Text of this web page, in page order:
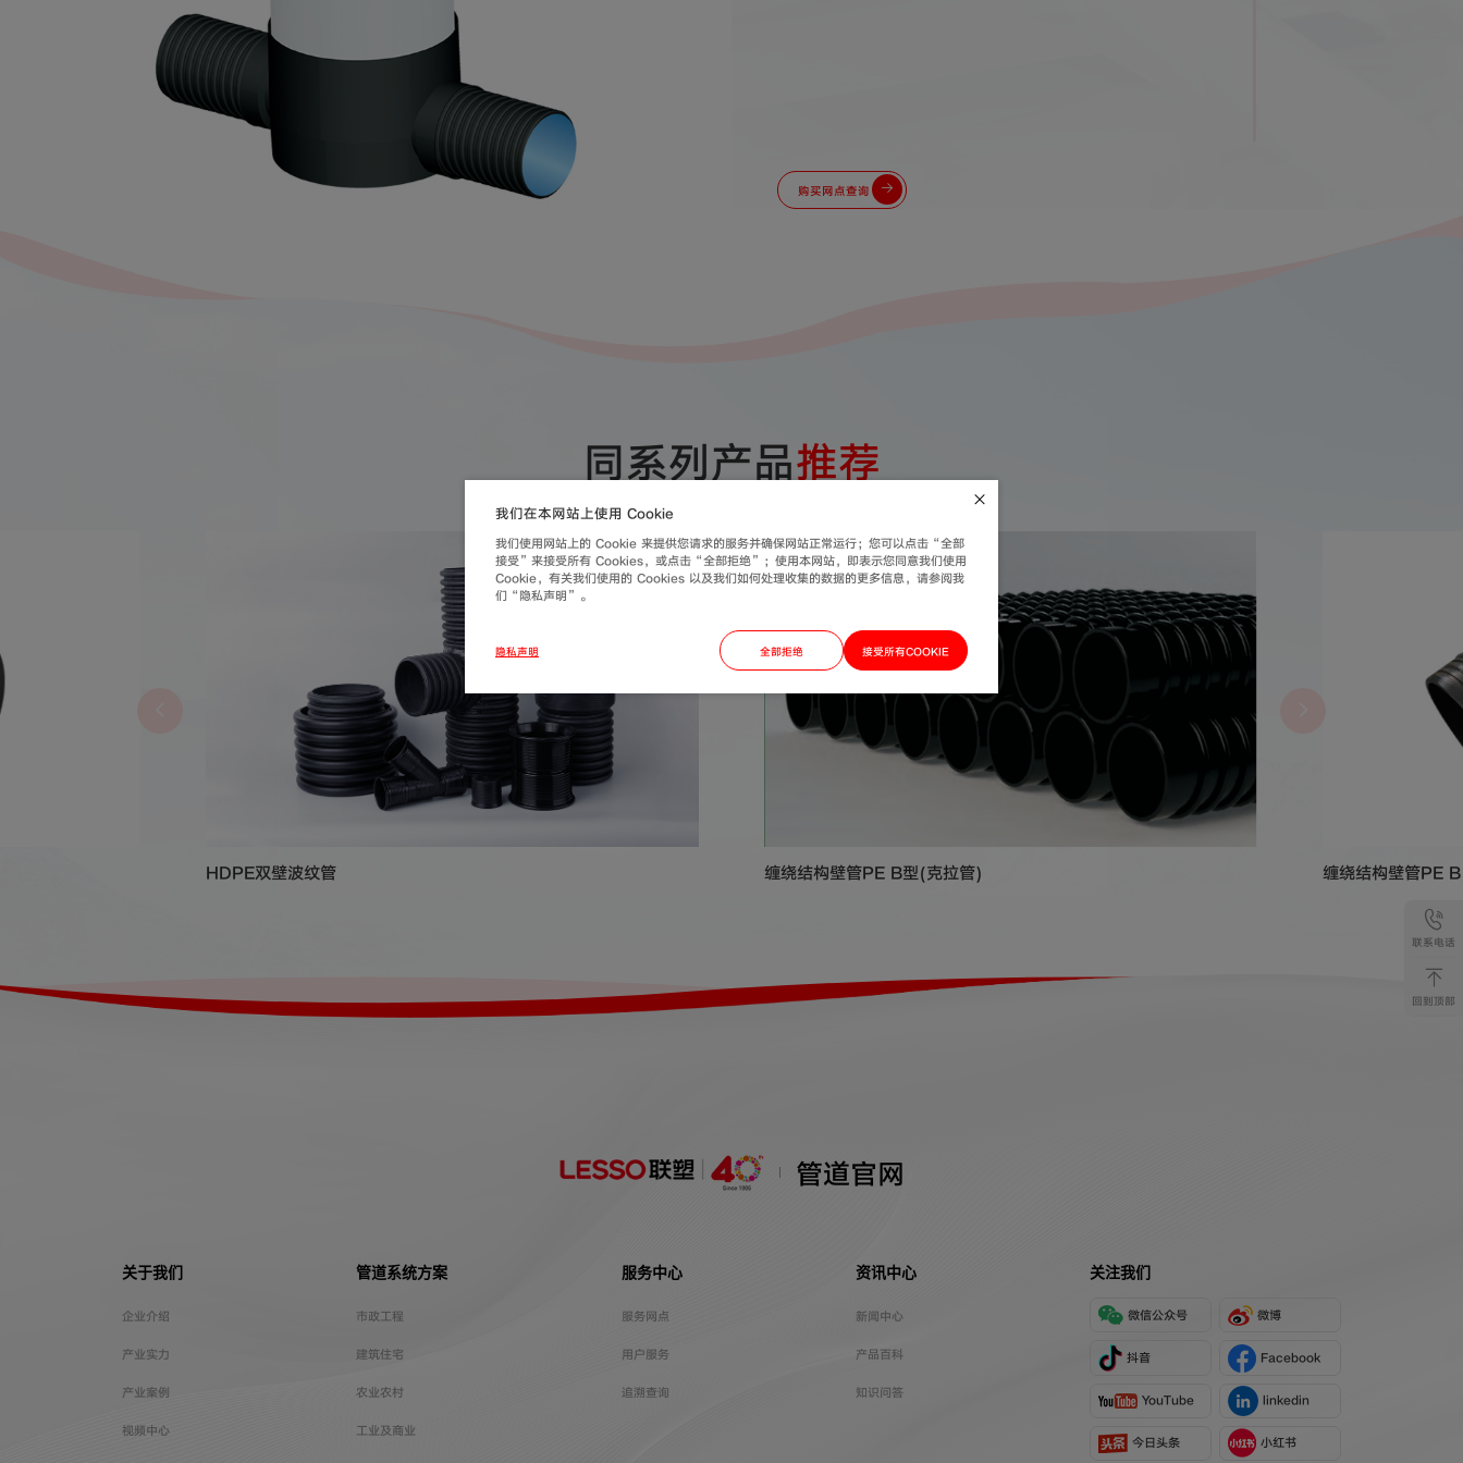
购买网点查询
同系列产品推荐
HDPE双壁波纹管 缠绕结构壁管PE B型(克拉管) 缠绕结构壁管PE
管道官网
关于我们
企业介绍
产业实力
产业案例
视频中心
管道系统方案
市政工程
建筑住宅
农业农村
工业及商业
服务中心
服务网点
用户服务
追溯查询
资讯中心
新闻中心
产品百科
知识问答
关注我们
微信公众号 微博
抖音 Facebook
YouTube linkedin
今日头条 小红书
联系电话
回到顶部
我们在本网站上使用 Cookie
我们使用网站上的 Cookie 来提供您请求的服务并确保网站正常运行；您可以点击“全部
接受”来接受所有 Cookies，或点击“全部拒绝”；使用本网站，即表示您同意我们使用
Cookie，有关我们使用的 Cookies 以及我们如何处理收集的数据的更多信息，请参阅我
们“隐私声明”。
隐私声明 全部拒绝 接受所有COOKIE